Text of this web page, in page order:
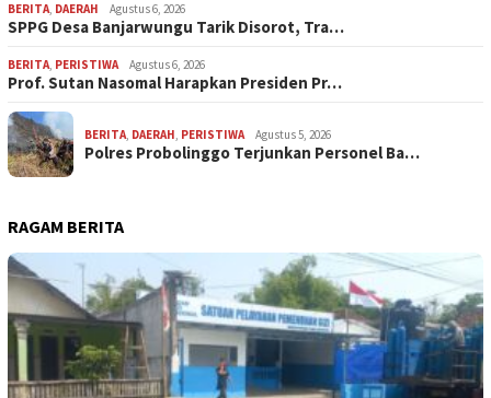
BERITA, DAERAH Agustus 6, 2026
SPPG Desa Banjarwungu Tarik Disorot, Tra…
BERITA, PERISTIWA Agustus 6, 2026
Prof. Sutan Nasomal Harapkan Presiden Pr…
BERITA, DAERAH, PERISTIWA Agustus 5, 2026
Polres Probolinggo Terjunkan Personel Ba…
RAGAM BERITA